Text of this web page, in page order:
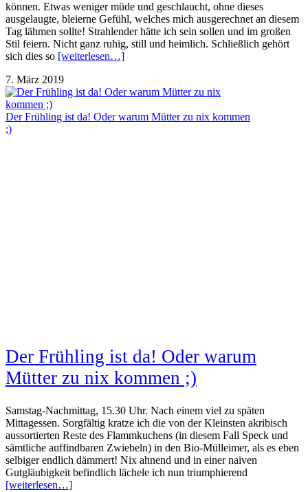
können. Etwas weniger müde und geschlaucht, ohne dieses
ausgelaugte, bleierne Gefühl, welches mich ausgerechnet an diesem
Tag lähmen sollte! Strahlender hätte ich sein sollen und im großen
Stil feiern. Nicht ganz ruhig, still und heimlich. Schließlich gehört
sich dies so [weiterlesen…]
7. März 2019
Der Frühling ist da! Oder warum Mütter zu nix kommen
;)
Der Frühling ist da! Oder warum
Mütter zu nix kommen ;)
Samstag-Nachmittag, 15.30 Uhr. Nach einem viel zu späten
Mittagessen. Sorgfältig kratze ich die von der Kleinsten akribisch
aussortierten Reste des Flammkuchens (in diesem Fall Speck und
sämtliche auffindbaren Zwiebeln) in den Bio-Mülleimer, als es eben
selbiger endlich dämmert! Nix ahnend und in einer naiven
Gutgläubigkeit befindlich lächele ich nun triumphierend
[weiterlesen…]